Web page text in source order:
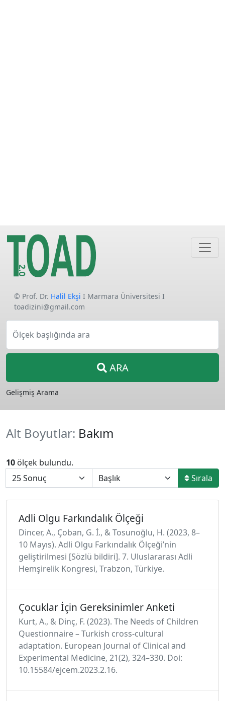
© Prof. Dr. Halil Ekşi I Marmara Üniversitesi I
toadizini@gmail.com
Ölçek başlığında ara
ARA
Gelişmiş Arama
Alt Boyutlar: Bakım
10 ölçek bulundu.
Sırala
Adli Olgu Farkındalık Ölçeği
Dincer, A., Çoban, G. İ., & Tosunoğlu, H. (2023, 8–
10 Mayıs). Adli Olgu Farkındalık Ölçeği’nin
geliştirilmesi [Sözlü bildiri]. 7. Uluslararası Adli
Hemşirelik Kongresi, Trabzon, Türkiye.
Çocuklar İçin Gereksinimler Anketi
Kurt, A., & Dinç, F. (2023). The Needs of Children
Questionnaire – Turkish cross-cultural
adaptation. European Journal of Clinical and
Experimental Medicine, 21(2), 324–330. Doi:
10.15584/ejcem.2023.2.16.